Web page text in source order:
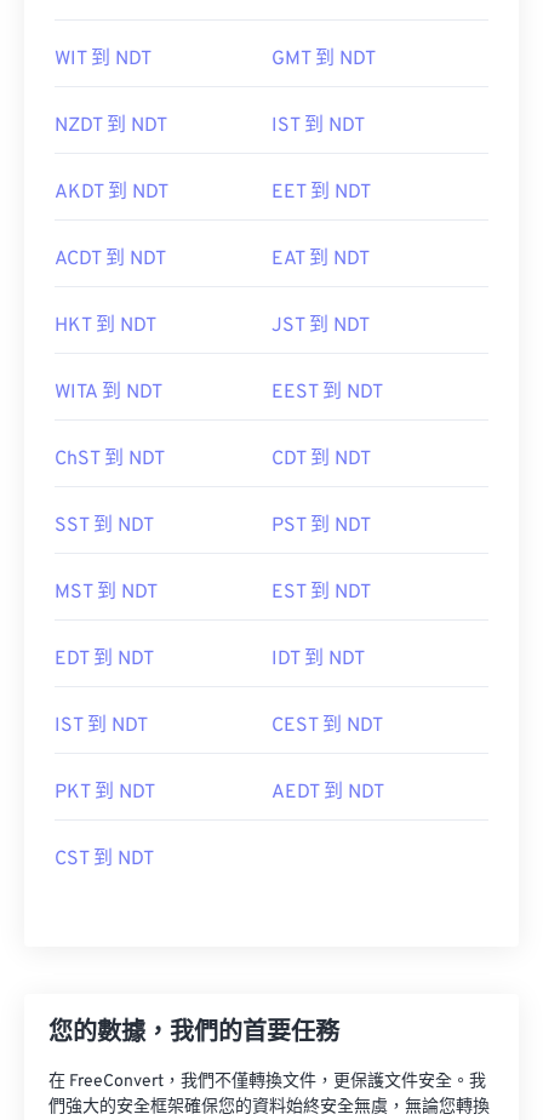
WIT 到 NDT GMT 到 NDT
NZDT 到 NDT IST 到 NDT
AKDT 到 NDT EET 到 NDT
ACDT 到 NDT EAT 到 NDT
HKT 到 NDT JST 到 NDT
WITA 到 NDT EEST 到 NDT
ChST 到 NDT CDT 到 NDT
SST 到 NDT PST 到 NDT
MST 到 NDT EST 到 NDT
EDT 到 NDT IDT 到 NDT
IST 到 NDT CEST 到 NDT
PKT 到 NDT AEDT 到 NDT
CST 到 NDT
您的數據，我們的首要任務
在 FreeConvert，我們不僅轉換文件，更保護文件安全。我
們強大的安全框架確保您的資料始終安全無虞，無論您轉換